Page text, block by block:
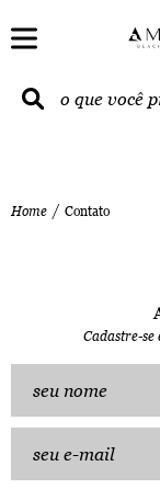
Home Contato
Cadastre-se